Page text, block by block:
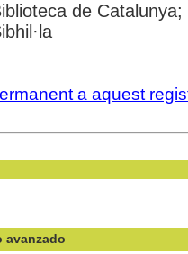
de
a aquest
avanzado